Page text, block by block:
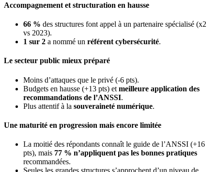
Accompagnement et structuration en hausse
66 % des structures font appel à un partenaire spécialisé (x2
vs 2023).
1 sur 2 a nommé un référent cybersécurité.
Le secteur public mieux préparé
Moins d’attaques que le privé (-6 pts).
Budgets en hausse (+13 pts) et meilleure application des
recommandations de l’ANSSI.
Plus attentif à la souveraineté numérique.
Une maturité en progression mais encore limitée
La moitié des répondants connaît le guide de l’ANSSI (+16
pts), mais 77 % n’appliquent pas les bonnes pratiques
recommandées.
Seules les grandes structures s’approchent d’un niveau de